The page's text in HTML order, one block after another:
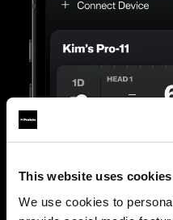
This website uses cookies
We use cookies to